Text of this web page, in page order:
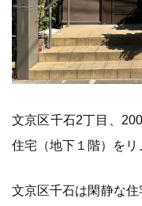
文京区千石2丁目、
住宅（地下１階）をリ
文京区千石は閑静な